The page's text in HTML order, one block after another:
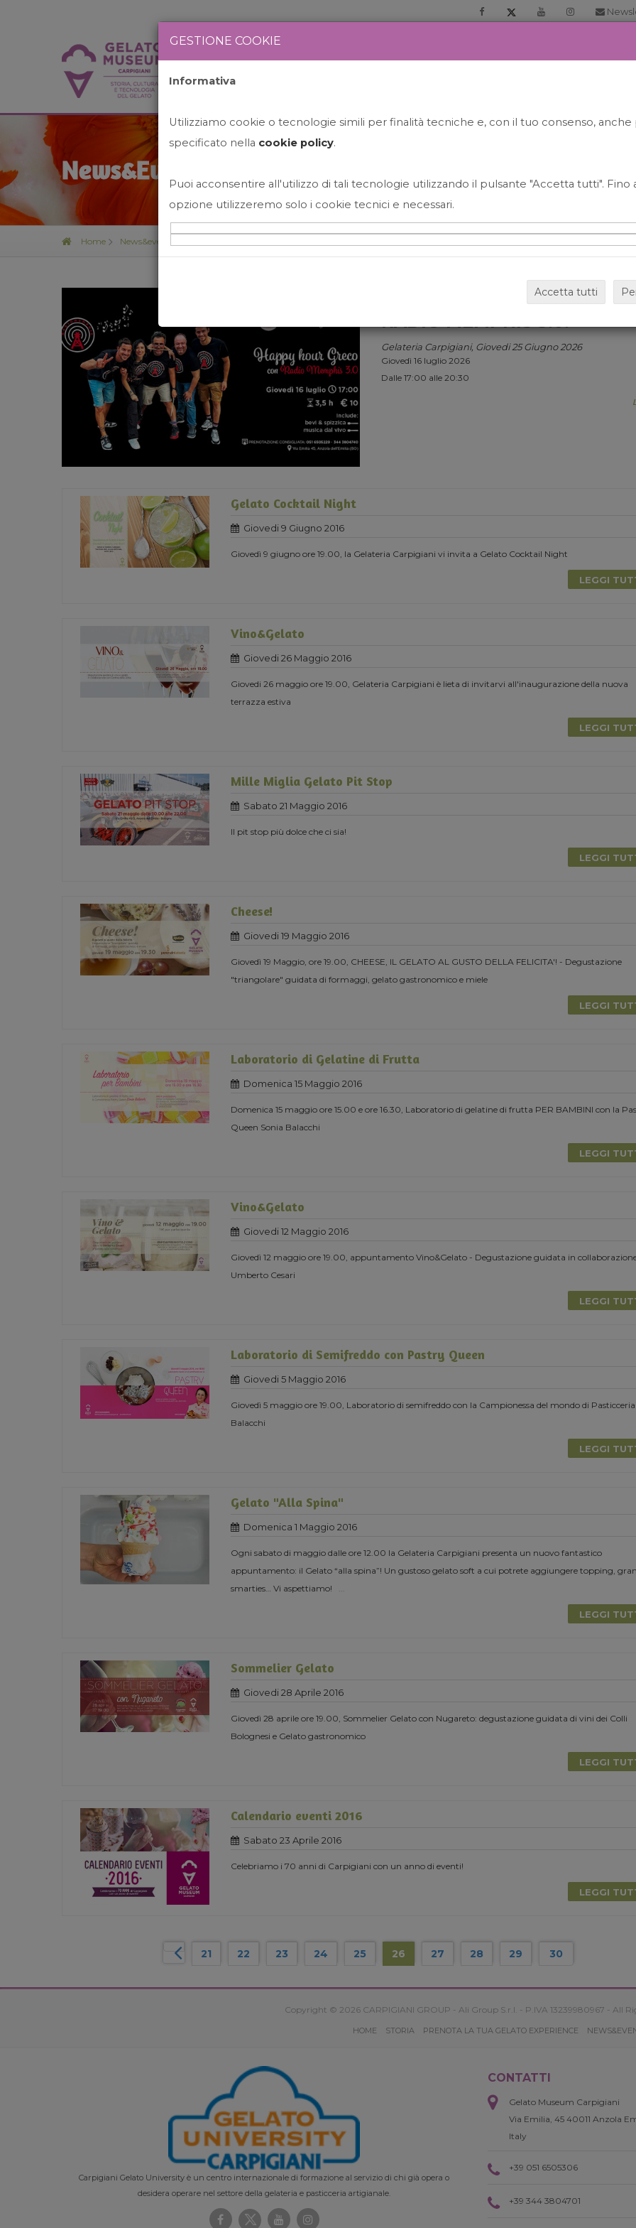
News&Events
Home News&events
HAPPY HOUR GRECO CON
RADIO MEMPHIS 3.0.
Gelateria Carpigiani, Giovedi 25 Giugno 2026
Giovedì 16 luglio 2026
Dalle 17:00 alle 20:30
Gelato Cocktail Night
Giovedi 9 Giugno 2016
Giovedì 9 giugno ore 19.00, la Gelateria Carpigiani vi invita a Gelato Cocktail Night
LEGGI
Vino&Gelato
Giovedi 26 Maggio 2016
Giovedi 26 maggio ore 19.00, Gelateria Carpigiani è lieta di invitarvi all'inaugurazione della nuova
terrazza estiva
LEGGI
Mille Miglia Gelato Pit Stop
Sabato 21 Maggio 2016
Il pit stop più dolce che ci sia!
LEGGI
Cheese!
Giovedi 19 Maggio 2016
Giovedì 19 Maggio, ore 19.00, CHEESE, IL GELATO AL GUSTO DELLA FELICITA'! - Degustazione
"triangolare" guidata di formaggi, gelato gastronomico e miele
LEGGI
Laboratorio di Gelatine di Frutta
Domenica 15 Maggio 2016
Domenica 15 maggio ore 15.00 e ore 16.30, Laboratorio di gelatine di frutta PER BAMBINI con la
Queen Sonia Balacchi
LEGGI
Vino&Gelato
Giovedi 12 Maggio 2016
Giovedì 12 maggio ore 19.00, appuntamento Vino&Gelato - Degustazione guidata in
Umberto Cesari
LEGGI
Laboratorio di Semifreddo con Pastry Queen
Giovedi 5 Maggio 2016
Giovedì 5 maggio ore 19.00, Laboratorio di semifreddo con la Campionessa del mondo di Pasticceria
Balacchi
LEGGI
Gelato "Alla Spina"
Domenica 1 Maggio 2016
Ogni sabato di maggio dalle ore 12.00 la Gelateria Carpigiani presenta un nuovo fantastico
appuntamento: il Gelato “alla spina”! Un gustoso gelato soft a cui potrete aggiungere topping,
smarties… Vi aspettiamo!
LEGGI
Sommelier Gelato
Giovedi 28 Aprile 2016
Giovedì 28 aprile ore 19.00, Sommelier Gelato con Nugareto: degustazione guidata di vini dei Colli
Bolognesi e Gelato gastronomico
LEGGI
Calendario eventi 2016
Sabato 23 Aprile 2016
Celebriamo i 70 anni di Carpigiani con un anno di eventi!
LEGGI
21 22 23 24 25 26 27 28 29 30
Copyright © 2026 CARPIGIANI GROUP - Ali Group S.r.l. - P.IVA 13239980967 - All
HOME STORIA PRENOTA LA TUA GELATO EXPERIENCE
Carpigiani Gelato University è un centro internazionale di formazione al servizio di chi già opera o
desidera operare nel settore della gelateria e pasticceria artigianale.
CONTATTI
Gelato Museum Carpigiani
Via Emilia, 45 40011 Anzola
Italy
+39 051 6505306
+39 344 3804701
GESTIONE COOKIE
Informativa
Utilizziamo cookie o tecnologie simili per finalità tecniche e, con il tuo consenso,
specificato nella cookie policy.
Puoi acconsentire all'utilizzo di tali tecnologie utilizzando il pulsante "Accetta tutti". Fino
opzione utilizzeremo solo i cookie tecnici e necessari.
Accetta tutti